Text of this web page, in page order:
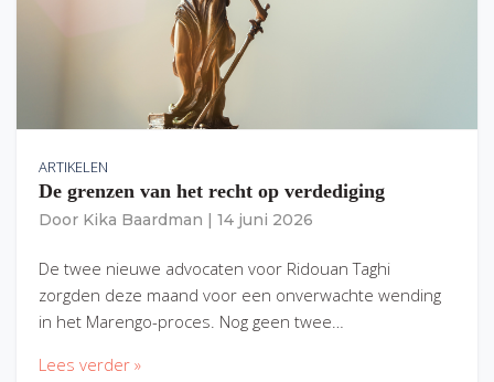
ARTIKELEN
De grenzen van het recht op verdediging
Door Kika Baardman 14 juni 2026
De twee nieuwe advocaten voor Ridouan Taghi
zorgden deze maand voor een onverwachte wending
in het Marengo-proces. Nog geen twee…
Lees verder »